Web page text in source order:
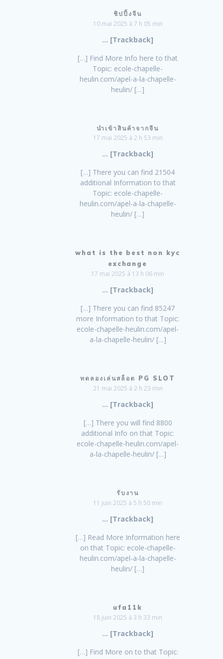
ชิปปิ้งจีน
10 mai 2025 à 7 h 05 min
… [Trackback]
[…] Find More Info here to that
Topic: ecole-chapelle-
heulin.com/apel-a-la-chapelle-
heulin/ […]
นำเข้าสินค้าจากจีน
17 mai 2025 à 2 h 53 min
… [Trackback]
[…] There you can find 21504
additional Information to that
Topic: ecole-chapelle-
heulin.com/apel-a-la-chapelle-
heulin/ […]
what is the best non kyc
exchange
17 mai 2025 à 13 h 06 min
… [Trackback]
[…] There you can find 85247
more Information to that Topic:
ecole-chapelle-heulin.com/apel-
a-la-chapelle-heulin/ […]
ทดลองเล่นสล็อต PG SLOT
21 mai 2025 à 2 h 23 min
… [Trackback]
[…] There you will find 8800
additional Info on that Topic:
ecole-chapelle-heulin.com/apel-
a-la-chapelle-heulin/ […]
รับงาน
11 juin 2025 à 5 h 50 min
… [Trackback]
[…] Read More Information here
on that Topic: ecole-chapelle-
heulin.com/apel-a-la-chapelle-
heulin/ […]
ufa11k
18 juin 2025 à 3 h 33 min
… [Trackback]
[…] Find More on to that Topic: